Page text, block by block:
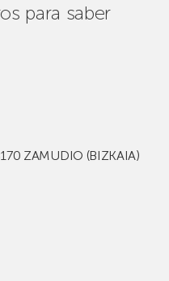
para saber
ZAMUDIO (BIZKAIA)